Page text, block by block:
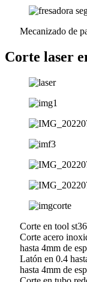
Mecanizado de
Corte laser
Corte en tool
Corte acero
hasta 4mm de
Latón en 0.4
hasta 4mm de